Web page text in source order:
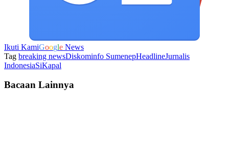
Ikuti KamiGoogle News
Tag breaking newsDiskominfo SumenepHeadlineJurnalis
IndonesiaSiKapal
Bacaan Lainnya